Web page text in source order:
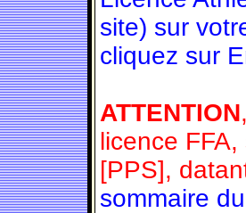
site) sur
cliquez sur
ATTENTION
licence
[PPS],
sommaire